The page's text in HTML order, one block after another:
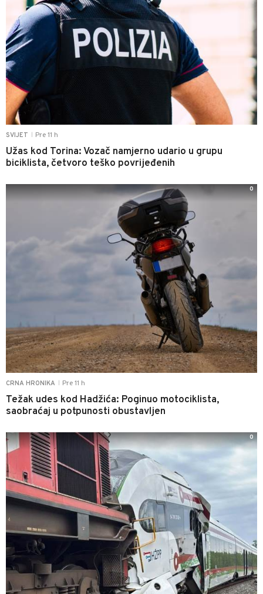
SVIJET Pre 11 h
Užas kod Torina: Vozač namjerno udario u grupu
biciklista, četvoro teško povrijeđenih
CRNA HRONIKA Pre 11 h
Težak udes kod Hadžića: Poginuo motociklista,
saobraćaj u potpunosti obustavljen
0
0